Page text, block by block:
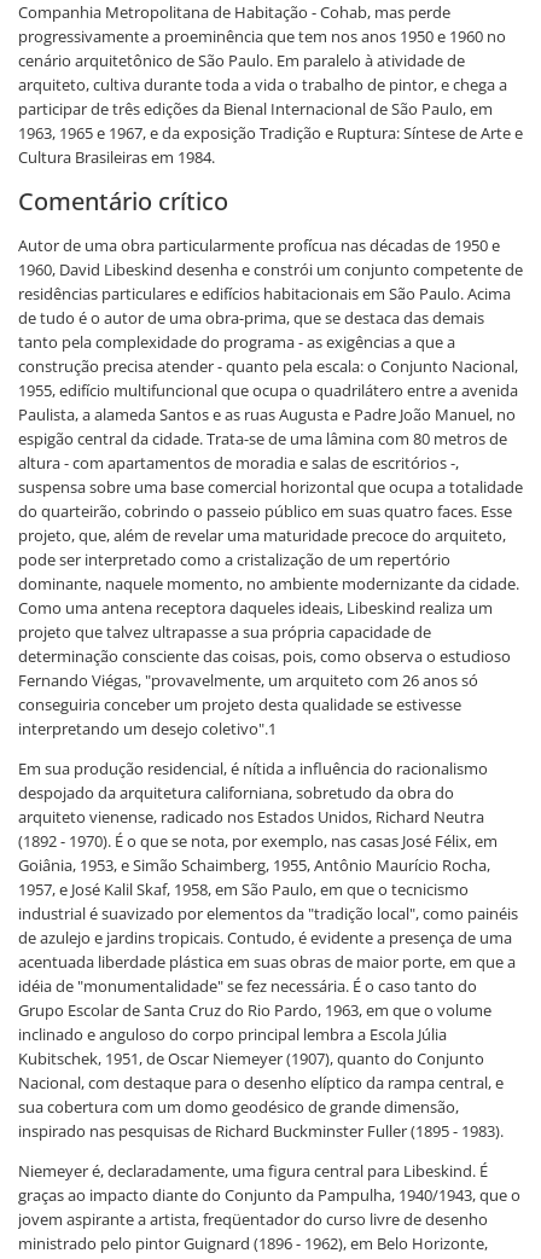
Companhia Metropolitana de Habitação - Cohab, mas perde
progressivamente a proeminência que tem nos anos 1950 e 1960 no
cenário arquitetônico de São Paulo. Em paralelo à atividade de
arquiteto, cultiva durante toda a vida o trabalho de pintor, e chega a
participar de três edições da Bienal Internacional de São Paulo, em
1963, 1965 e 1967, e da exposição Tradição e Ruptura: Síntese de Arte e
Cultura Brasileiras em 1984.
Comentário crítico
Autor de uma obra particularmente profícua nas décadas de 1950 e
1960, David Libeskind desenha e constrói um conjunto competente de
residências particulares e edifícios habitacionais em São Paulo. Acima
de tudo é o autor de uma obra-prima, que se destaca das demais
tanto pela complexidade do programa - as exigências a que a
construção precisa atender - quanto pela escala: o Conjunto Nacional,
1955, edifício multifuncional que ocupa o quadrilátero entre a avenida
Paulista, a alameda Santos e as ruas Augusta e Padre João Manuel, no
espigão central da cidade. Trata-se de uma lâmina com 80 metros de
altura - com apartamentos de moradia e salas de escritórios -,
suspensa sobre uma base comercial horizontal que ocupa a totalidade
do quarteirão, cobrindo o passeio público em suas quatro faces. Esse
projeto, que, além de revelar uma maturidade precoce do arquiteto,
pode ser interpretado como a cristalização de um repertório
dominante, naquele momento, no ambiente modernizante da cidade.
Como uma antena receptora daqueles ideais, Libeskind realiza um
projeto que talvez ultrapasse a sua própria capacidade de
determinação consciente das coisas, pois, como observa o estudioso
Fernando Viégas, "provavelmente, um arquiteto com 26 anos só
conseguiria conceber um projeto desta qualidade se estivesse
interpretando um desejo coletivo".1
Em sua produção residencial, é nítida a influência do racionalismo
despojado da arquitetura californiana, sobretudo da obra do
arquiteto vienense, radicado nos Estados Unidos, Richard Neutra
(1892 - 1970). É o que se nota, por exemplo, nas casas José Félix, em
Goiânia, 1953, e Simão Schaimberg, 1955, Antônio Maurício Rocha,
1957, e José Kalil Skaf, 1958, em São Paulo, em que o tecnicismo
industrial é suavizado por elementos da "tradição local", como painéis
de azulejo e jardins tropicais. Contudo, é evidente a presença de uma
acentuada liberdade plástica em suas obras de maior porte, em que a
idéia de "monumentalidade" se fez necessária. É o caso tanto do
Grupo Escolar de Santa Cruz do Rio Pardo, 1963, em que o volume
inclinado e anguloso do corpo principal lembra a Escola Júlia
Kubitschek, 1951, de Oscar Niemeyer (1907), quanto do Conjunto
Nacional, com destaque para o desenho elíptico da rampa central, e
sua cobertura com um domo geodésico de grande dimensão,
inspirado nas pesquisas de Richard Buckminster Fuller (1895 - 1983).
Niemeyer é, declaradamente, uma figura central para Libeskind. É
graças ao impacto diante do Conjunto da Pampulha, 1940/1943, que o
jovem aspirante a artista, freqüentador do curso livre de desenho
ministrado pelo pintor Guignard (1896 - 1962), em Belo Horizonte,